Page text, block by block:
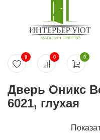
0
0 0
Дверь Оникс
6021, глухая